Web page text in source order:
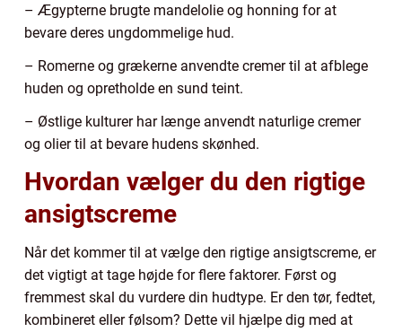
– Ægypterne brugte mandelolie og honning for at
bevare deres ungdommelige hud.
– Romerne og grækerne anvendte cremer til at afblege
huden og opretholde en sund teint.
– Østlige kulturer har længe anvendt naturlige cremer
og olier til at bevare hudens skønhed.
Hvordan vælger du den rigtige
ansigtscreme
Når det kommer til at vælge den rigtige ansigtscreme, er
det vigtigt at tage højde for flere faktorer. Først og
fremmest skal du vurdere din hudtype. Er den tør, fedtet,
kombineret eller følsom? Dette vil hjælpe dig med at